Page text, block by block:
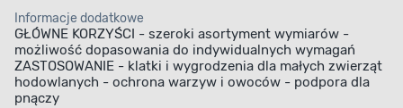
Informacje dodatkowe
GŁÓWNE KORZYŚCI - szeroki asortyment wymiarów -
możliwość dopasowania do indywidualnych wymagań
ZASTOSOWANIE - klatki i wygrodzenia dla małych zwierząt
hodowlanych - ochrona warzyw i owoców - podpora dla
pnączy